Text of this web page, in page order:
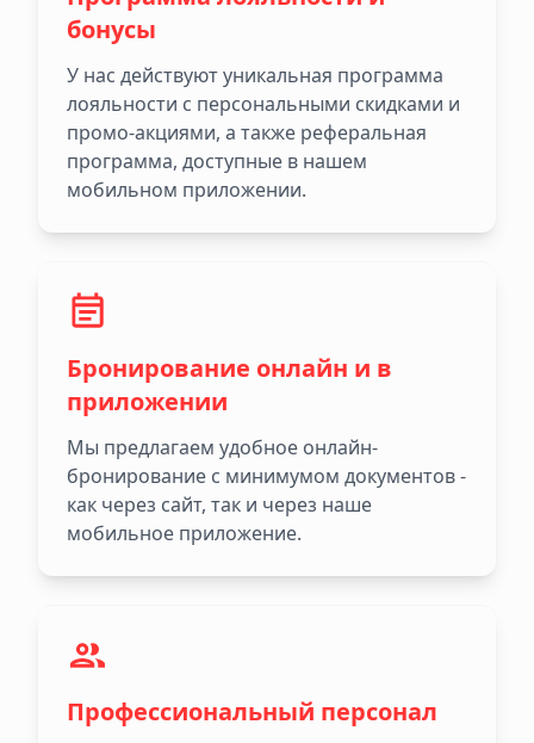
бонусы
У нас действуют уникальная программа
лояльности с персональными скидками и
промо-акциями, а также реферальная
программа, доступные в нашем
мобильном приложении.
Бронирование онлайн и в
приложении
Мы предлагаем удобное онлайн-
бронирование с минимумом документов -
как через сайт, так и через наше
мобильное приложение.
Профессиональный персонал